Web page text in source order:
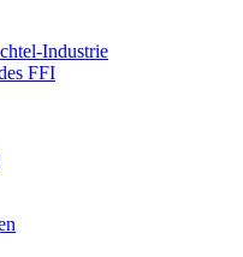
Industrie
FFI